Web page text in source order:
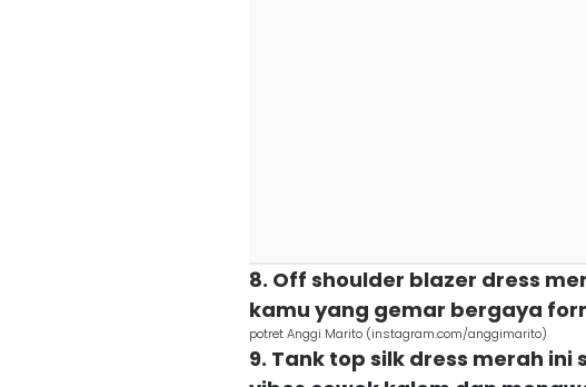
8. Off shoulder blazer dress
kamu yang gemar bergaya
potret Anggi Marito (instagram.com/anggimarito)
9. Tank top silk dress merah